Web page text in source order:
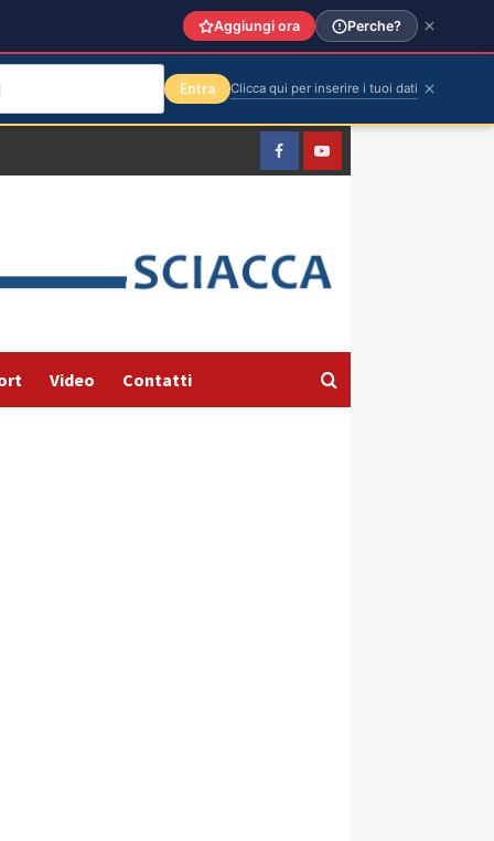
FacebookYountube
Video Contatti
Aggiungi ora Perche?
Entra Clicca qui per inserire i tuoi dati